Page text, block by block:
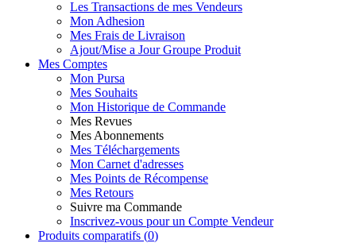
Les Transactions de mes Vendeurs
Mon Adhesion
Mes Frais de Livraison
Ajout/Mise a Jour Groupe Produit
Mes Comptes
Mon Pursa
Mes Souhaits
Mon Historique de Commande
Mes Revues
Mes Abonnements
Mes Téléchargements
Mon Carnet d'adresses
Mes Points de Récompense
Mes Retours
Suivre ma Commande
Inscrivez-vous pour un Compte Vendeur
Produits comparatifs (0)